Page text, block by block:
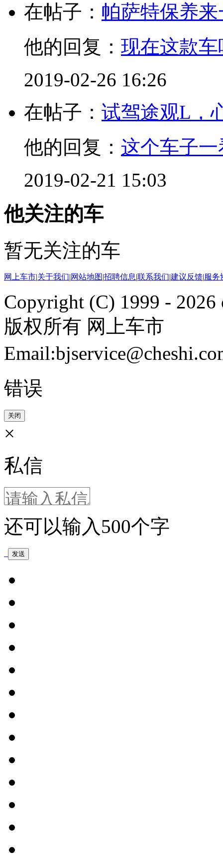
在帖子： 帕萨特保养
他的回复： 现在这款
2019-02-26 16:26
在帖子： 试驾途观L，
他的回复： 这个车子
2019-02-21 15:03
他关注的车
暂无关注的车
网上车市|关于我们|网站地图|招聘信息|联系我们|建议反馈|服务
Copyright (C) 1999 - 2026
版权所有 网上车市
错误
关闭
×
私信
还可以输入 500个字